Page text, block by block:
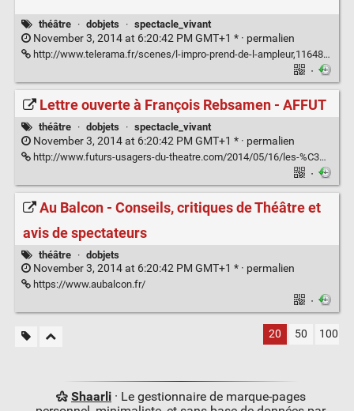
théâtre · dobjets · spectacle_vivant
November 3, 2014 at 6:20:42 PM GMT+1 * · permalien
http://www.telerama.fr/scenes/l-impro-prend-de-l-ampleur,116487.php
·
Lettre ouverte à François Rebsamen - AFFUT
théâtre · dobjets · spectacle_vivant
November 3, 2014 at 6:20:42 PM GMT+1 * · permalien
http://www.futurs-usagers-du-theatre.com/2014/05/16/les-%C3%A9tudiants-%C3%A9crivent-%C3%A0-fran%C3%A7ois-rebsamen/
·
Au Balcon - Conseils, critiques de Théâtre et
avis de spectateurs
théâtre · dobjets
November 3, 2014 at 6:20:42 PM GMT+1 * · permalien
https://www.aubalcon.fr/
·
20 50 100
Shaarli· Le gestionnaire de marque-pages